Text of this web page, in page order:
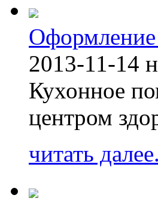
2013-11-14
Кухонное
центром
читать